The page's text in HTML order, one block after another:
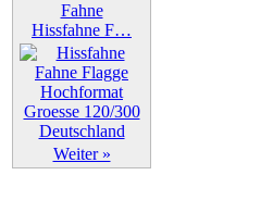
Fahne
Hissfahne F…
Weiter »